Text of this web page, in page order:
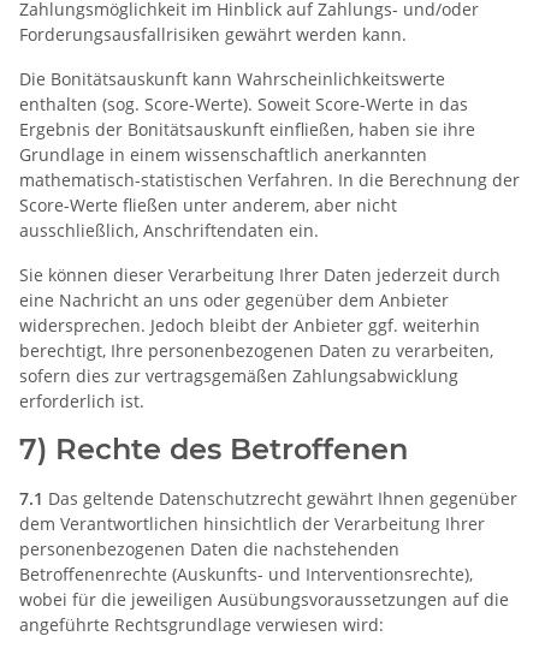
Zahlungsmöglichkeit im Hinblick auf Zahlungs- und/oder
Forderungsausfallrisiken gewährt werden kann.
Die Bonitätsauskunft kann Wahrscheinlichkeitswerte
enthalten (sog. Score-Werte). Soweit Score-Werte in das
Ergebnis der Bonitätsauskunft einfließen, haben sie ihre
Grundlage in einem wissenschaftlich anerkannten
mathematisch-statistischen Verfahren. In die Berechnung der
Score-Werte fließen unter anderem, aber nicht
ausschließlich, Anschriftendaten ein.
Sie können dieser Verarbeitung Ihrer Daten jederzeit durch
eine Nachricht an uns oder gegenüber dem Anbieter
widersprechen. Jedoch bleibt der Anbieter ggf. weiterhin
berechtigt, Ihre personenbezogenen Daten zu verarbeiten,
sofern dies zur vertragsgemäßen Zahlungsabwicklung
erforderlich ist.
7) Rechte des Betroffenen
7.1 Das geltende Datenschutzrecht gewährt Ihnen gegenüber
dem Verantwortlichen hinsichtlich der Verarbeitung Ihrer
personenbezogenen Daten die nachstehenden
Betroffenenrechte (Auskunfts- und Interventionsrechte),
wobei für die jeweiligen Ausübungsvoraussetzungen auf die
angeführte Rechtsgrundlage verwiesen wird: